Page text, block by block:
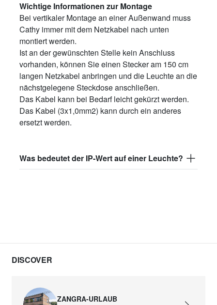
Wichtige Informationen zur Montage
Bei vertikaler Montage an einer Außenwand muss
Cathy immer mit dem Netzkabel nach unten
montiert werden.
Ist an der gewünschten Stelle kein Anschluss
vorhanden, können Sie einen Stecker am 150 cm
langen Netzkabel anbringen und die Leuchte an die
nächstgelegene Steckdose anschließen.
Das Kabel kann bei Bedarf leicht gekürzt werden.
Das Kabel (3x1,0mm2) kann durch ein anderes
ersetzt werden.
Was bedeutet der IP-Wert auf einer Leuchte?
DISCOVER
ZANGRA-URLAUB